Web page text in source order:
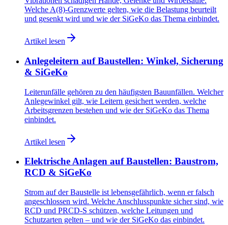
Welche A(8)-Grenzwerte gelten, wie die Belastung beurteilt
und gesenkt wird und wie der SiGeKo das Thema einbindet.
Artikel lesen
Anlegeleitern auf Baustellen: Winkel, Sicherung
& SiGeKo
Leiterunfälle gehören zu den häufigsten Bauunfällen. Welcher
Anlegewinkel gilt, wie Leitern gesichert werden, welche
Arbeitsgrenzen bestehen und wie der SiGeKo das Thema
einbindet.
Artikel lesen
Elektrische Anlagen auf Baustellen: Baustrom,
RCD & SiGeKo
Strom auf der Baustelle ist lebensgefährlich, wenn er falsch
angeschlossen wird. Welche Anschlusspunkte sicher sind, wie
RCD und PRCD-S schützen, welche Leitungen und
Schutzarten gelten – und wie der SiGeKo das einbindet.